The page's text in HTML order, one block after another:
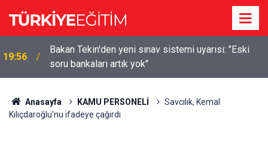
19:56
Bakan Tekin'den yeni sınav sistemi uyarısı: "Eski
soru bankaları artık yok"
Anasayfa KAMU PERSONELİ
Savcılık, Kemal
Kılıçdaroğlu'nu ifadeye çağırdı